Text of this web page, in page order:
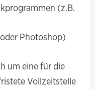
(z.B.
Photoshop)
um eine für die
Vollzeitstelle